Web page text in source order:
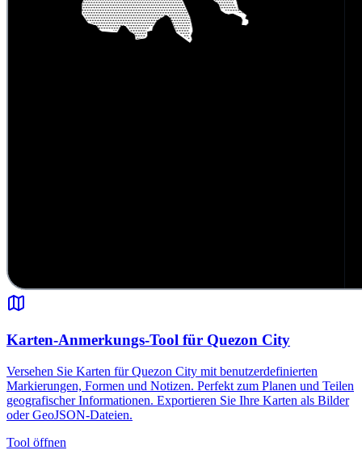
Karten-Anmerkungs-Tool für Quezon City
Versehen Sie Karten für Quezon City mit benutzerdefinierten
Markierungen, Formen und Notizen. Perfekt zum Planen und Teilen
geografischer Informationen. Exportieren Sie Ihre Karten als Bilder
oder GeoJSON-Dateien.
Tool öffnen